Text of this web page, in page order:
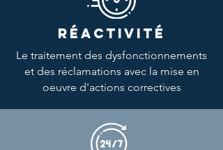
RÉACTIVITÉ
Le traitement des dysfonctionnements
et des réclamations avec la mise en
oeuvre d'actions correctives